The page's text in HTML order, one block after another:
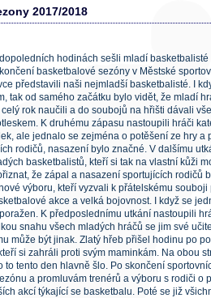
2017/2018
hodinách sešli mladí
basketbalové sezóny v Městské
představili naši nejmladší basketbalisté. I
tak od samého začátku bylo vidět, že mladí
rok naučili a do soubojů na hřišti dávali
K druhému zápasu nastoupili hráči
ale jednalo se zejména o potěšení ze hry a
rodičů, nasazení bylo značné. V dalšímu
basketbalistů, kteří si tak na vlastní kůži
že zápal a nasazení sportujících rodičů
výboru, kteří vyzvali k přátelskému souboji
akce a velká bojovnost. I když se
K předposlednímu utkání nastoupili
snahu všech mladých hráčů se jim své
může být jinak. Zlatý hřeb přišel hodinu po
si zahráli proti svým maminkám. Na obou
to tento den hlavně šlo. Po skončení
a promluvám trenérů a výboru s rodiči o
akcí týkající se basketbalu. Poté se již